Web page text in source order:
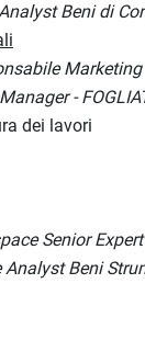
Beni di
-
dei lavori
Senior Expert
Beni